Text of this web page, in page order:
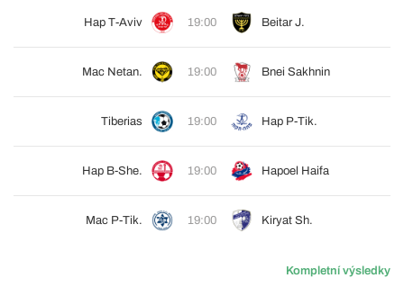
Hap T-Aviv 19:00 Beitar J.
Mac Netan. 19:00 Bnei Sakhnin
Tiberias 19:00 Hap P-Tik.
Hap B-She. 19:00 Hapoel Haifa
Mac P-Tik. 19:00 Kiryat Sh.
Kompletní výsledky